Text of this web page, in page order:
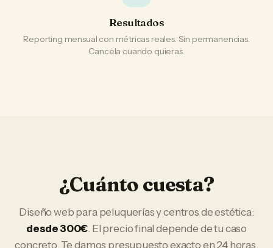
Resultados
Reporting mensual con métricas reales. Sin permanencias.
Cancela cuando quieras.
¿Cuánto cuesta?
Diseño web para peluquerías y centros de estética:
desde 300€. El precio final depende de tu caso
concreto. Te damos presupuesto exacto en 24 horas.